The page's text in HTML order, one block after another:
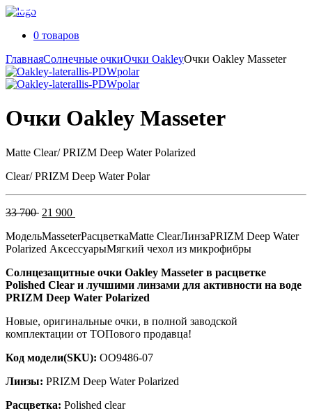
0 товаров
ГлавнаяСолнечные очкиОчки OakleyОчки Oakley Masseter
Очки Oakley Masseter
Matte Clear/ PRIZM Deep Water Polarized
Clear/ PRIZM Deep Water Polar
33 700 Первоначальная
составляла
33
21 900
21
900 .
МодельMasseterРасцветкаMatte ClearЛинзаPRIZM Deep Water
Polarized АксессуарыМягкий чехол из микрофибры
Солнцезащитные очки Oakley Masseter в расцветке
Polished Clear и лучшими линзами для активности на воде
PRIZM Deep Water Polarized
Новые, оригинальные очки, в полной заводской
комплектации от ТОПового продавца!
Код модели(SKU): OO9486-07
Линзы: PRIZM Deep Water Polarized
Расцветка: Polished clear